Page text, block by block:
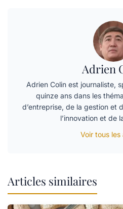
Adrien
Adrien Colin est journaliste,
quinze ans dans les
d’entreprise, de la gestion et
l’innovation et de
Voir tous les
Articles similaires